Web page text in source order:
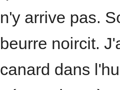
n'y arrive pas.
beurre noircit.
canard dans